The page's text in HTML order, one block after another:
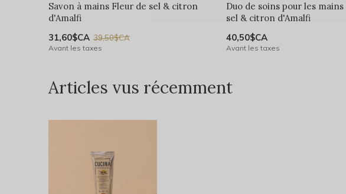
Savon à mains Fleur de sel & citron
d'Amalfi
31,60$CA 39,50$CA
Avant les taxes
Duo de soins pour les
sel & citron d'Amalfi
40,50$CA
Avant les taxes
Articles vus récemment